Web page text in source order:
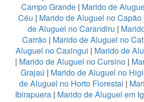
Campo Grande | Marido de
Céu | Marido de Aluguel no
de Aluguel no Carandiru |
Carrão | Marido de Aluguel no
Aluguel no Caxingui | Marido de
| Marido de Aluguel no Cursino |
Grajaú | Marido de Aluguel no
de Aluguel no Horto Florestal |
Ibirapuera | Marido de Aluguel em